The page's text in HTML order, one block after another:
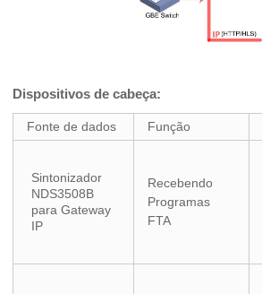
Dispositivos de cabeça:
Fonte de dados Função
Sintonizador
NDS3508B
para Gateway
IP
Recebendo
Programas
FTA